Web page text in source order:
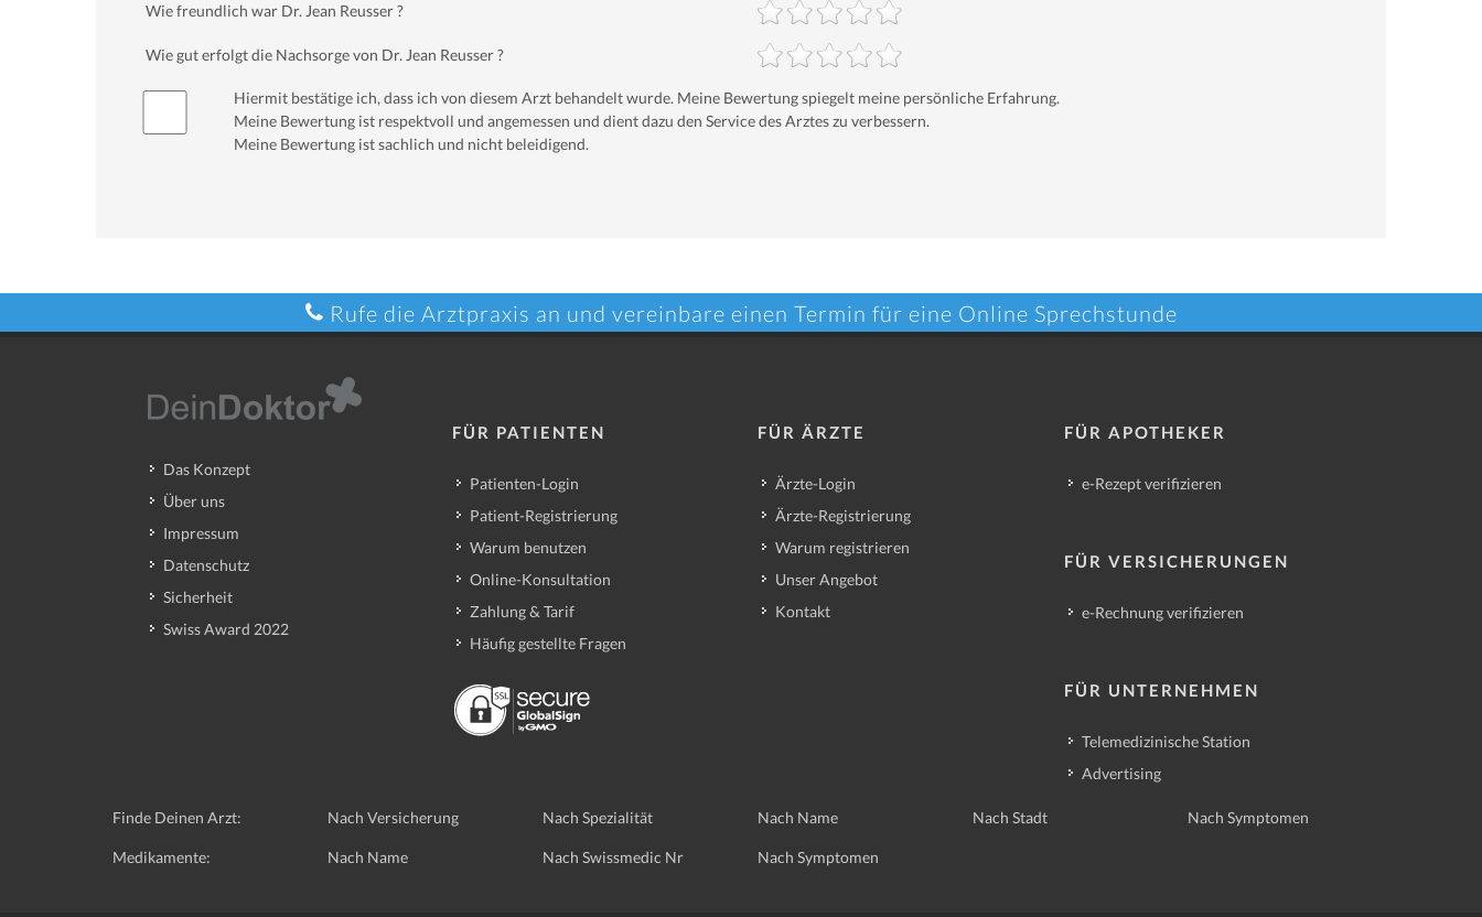
Wie freundlich war Dr. Jean Reusser ?
Wie gut erfolgt die Nachsorge von Dr. Jean Reusser ?
Hiermit bestätige ich, dass ich von diesem Arzt behandelt wurde. Meine Bewertung spiegelt meine persönliche Erfahrung.
Meine Bewertung ist respektvoll und angemessen und dient dazu den Service des Arztes zu verbessern.
Meine Bewertung ist sachlich und nicht beleidigend.
Rufe die Arztpraxis an und vereinbare einen Termin für eine Online Sprechstunde
Das Konzept
Über uns
Impressum
Datenschutz
Sicherheit
Swiss Award 2022
FÜR PATIENTEN
Patienten-Login
Patient-Registrierung
Warum benutzen
Online-Konsultation
Zahlung & Tarif
Häufig gestellte Fragen
FÜR ÄRZTE
Ärzte-Login
Ärzte-Registrierung
Warum registrieren
Unser Angebot
Kontakt
FÜR APOTHEKER
e-Rezept verifizieren
FÜR VERSICHERUNGEN
e-Rechnung verifizieren
FÜR UNTERNEHMEN
Telemedizinische Station
Advertising
Finde Deinen Arzt: Nach Versicherung Nach Spezialität Nach Name Nach Stadt Nach Symptomen
Medikamente: Nach Name Nach Swissmedic Nr Nach Symptomen